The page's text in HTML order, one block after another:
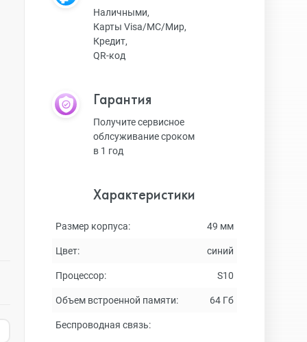
Наличными,
Карты Visa/MC/Мир,
Кредит,
QR-код
Гарантия
Получите сервисное
облсуживание сроком
в 1 год
Характеристики
Размер корпуса: 49 мм
Цвет: синий
Процессор: S10
Объем встроенной памяти: 64 Гб
Беспроводная связь: